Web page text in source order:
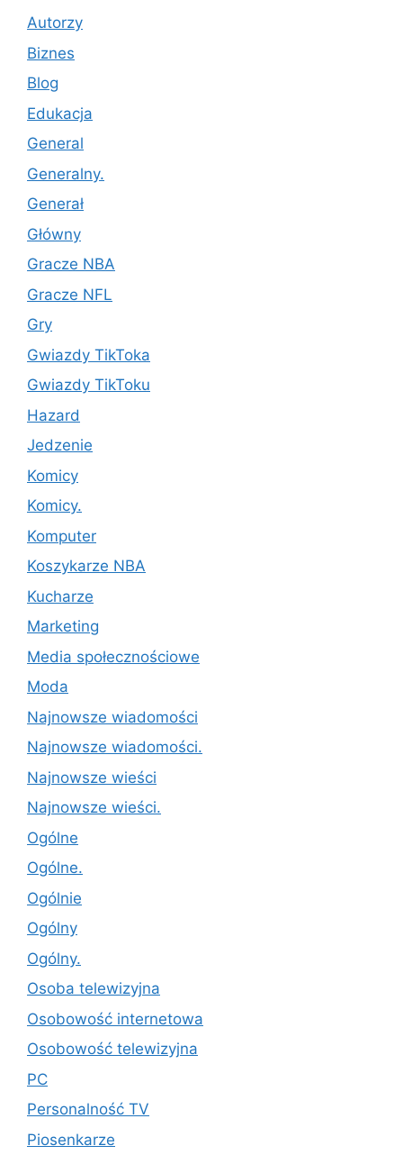
Autorzy
Biznes
Blog
Edukacja
General
Generalny.
Generał
Główny
Gracze NBA
Gracze NFL
Gry
Gwiazdy TikToka
Gwiazdy TikToku
Hazard
Jedzenie
Komicy
Komicy.
Komputer
Koszykarze NBA
Kucharze
Marketing
Media społecznościowe
Moda
Najnowsze wiadomości
Najnowsze wiadomości.
Najnowsze wieści
Najnowsze wieści.
Ogólne
Ogólne.
Ogólnie
Ogólny
Ogólny.
Osoba telewizyjna
Osobowość internetowa
Osobowość telewizyjna
PC
Personalność TV
Piosenkarze